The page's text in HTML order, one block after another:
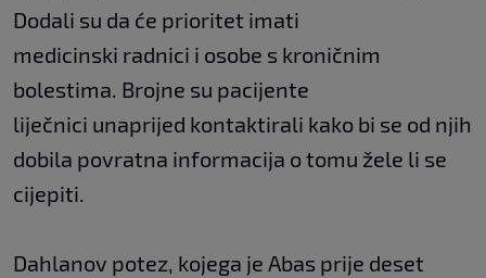
Dodali su da će prioritet imati
medicinski radnici i osobe s kroničnim
bolestima. Brojne su pacijente
liječnici unaprijed kontaktirali kako bi se od njih
dobila povratna informacija o tomu žele li se
cijepiti.
Dahlanov potez, kojega je Abas prije deset